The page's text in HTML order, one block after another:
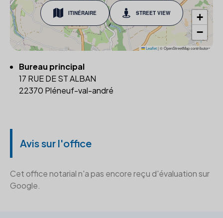
ITINÉRAIRE STREET VIEW
+
−
Leaflet|© OpenStreetMap contributors
Bureau principal
17 RUE DE ST ALBAN
22370 Pléneuf-val-andré
Avis sur l'office
Cet office notarial n'a pas encore reçu d'évaluation sur
Google.